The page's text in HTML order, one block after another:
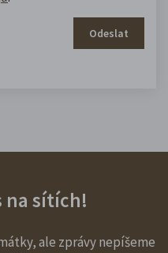
Odeslat
na sítích!
ale zprávy nepíšeme